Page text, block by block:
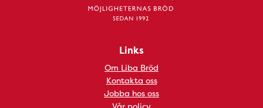
Links
Om Liba Bröd
Kontakta oss
Jobba hos oss